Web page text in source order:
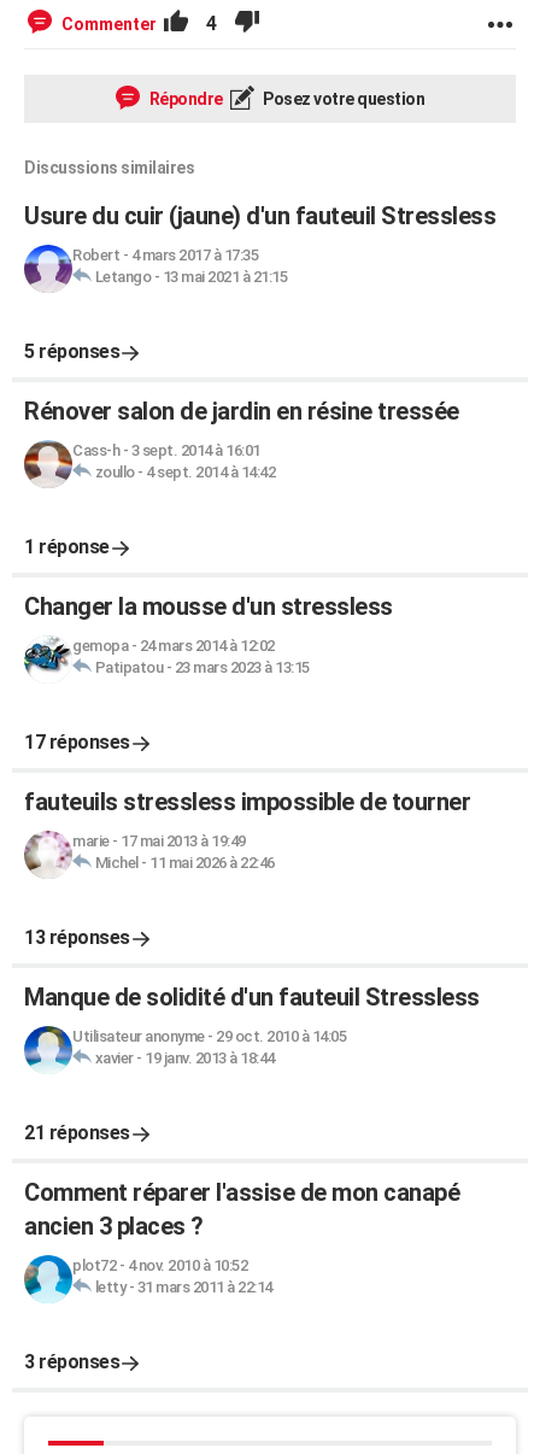
Commenter 4
Répondre Posez votre question
Discussions similaires
Usure du cuir (jaune) d'un fauteuil Stressless
Robert - 4 mars 2017 à 17:35
Letango- 13 mai 2021 à 21:15
5 réponses
Rénover salon de jardin en résine tressée
Cass-h- 3 sept. 2014 à 16:01
zoullo- 4 sept. 2014 à 14:42
1 réponse
Changer la mousse d'un stressless
gemopa- 24 mars 2014 à 12:02
Patipatou- 23 mars 2023 à 13:15
17 réponses
fauteuils stressless impossible de tourner
marie- 17 mai 2013 à 19:49
Michel - 11 mai 2026 à 22:46
13 réponses
Manque de solidité d'un fauteuil Stressless
Utilisateur anonyme- 29 oct. 2010 à 14:05
xavier- 19 janv. 2013 à 18:44
21 réponses
Comment réparer l'assise de mon canapé
ancien 3 places ?
plot72- 4 nov. 2010 à 10:52
letty- 31 mars 2011 à 22:14
3 réponses